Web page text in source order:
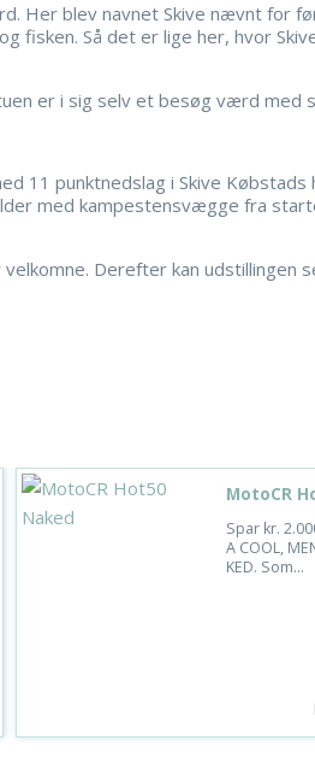
Her blev navnet Skive nævnt for
fisken. Så det er lige her, hvor
er i sig selv et besøg værd
11 punktnedslag i Skive
med kampestensvægge fra
Derefter kan udstillingen
MotoCR
Spar kr.
A COOL,
KED. Som...